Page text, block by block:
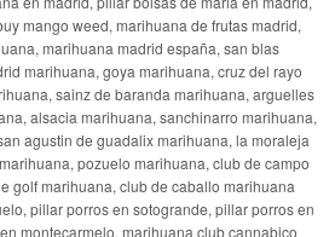
mango weed, marihuana de frutas madrid,
marihuana madrid españa, san blas
marihuana, goya marihuana, cruz del rayo
sainz de baranda marihuana, arguelles
alsacia marihuana, sanchinarro marihuana,
agustin de guadalix marihuana, la moraleja
pozuelo marihuana, club de campo
golf marihuana, club de caballo marihuana
pillar porros en sotogrande, pillar porros en
montecarmelo, marihuana club cannabico